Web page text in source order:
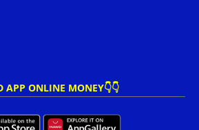
APP ONLINE MONEY👇👇